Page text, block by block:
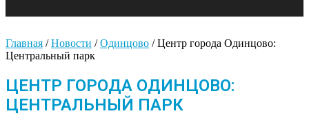
Главная /Новости /Одинцово /Центр города Одинцово:
Центральный парк
ЦЕНТР ГОРОДА ОДИНЦОВО:
ЦЕНТРАЛЬНЫЙ ПАРК